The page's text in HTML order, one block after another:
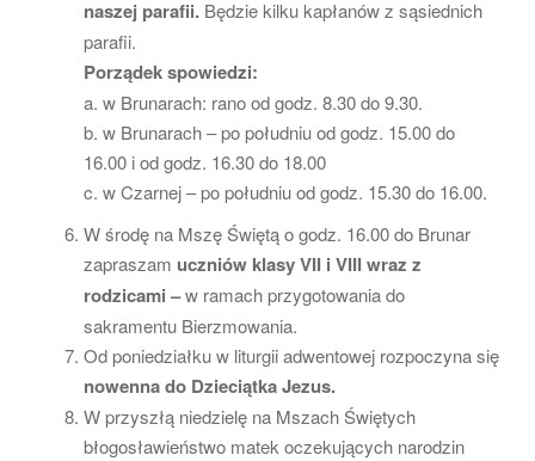
naszej parafii. Będzie kilku kapłanów z sąsiednich
parafii.
Porządek spowiedzi:
a. w Brunarach: rano od godz. 8.30 do 9.30.
b. w Brunarach – po południu od godz. 15.00 do
16.00 i od godz. 16.30 do 18.00
c. w Czarnej – po południu od godz. 15.30 do 16.00.
W środę na Mszę Świętą o godz. 16.00 do Brunar
zapraszam uczniów klasy VII i VIII wraz z
rodzicami –w ramach przygotowania do
sakramentu Bierzmowania.
Od poniedziałku w liturgii adwentowej rozpoczyna się
nowenna do Dzieciątka Jezus.
W przyszłą niedzielę na Mszach Świętych
błogosławieństwo matek oczekujących narodzin